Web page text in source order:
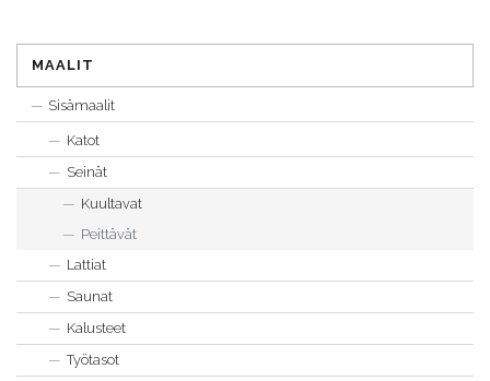
MAALIT
Sisämaalit
Katot
Seinät
Kuultavat
Peittävät
Lattiat
Saunat
Kalusteet
Työtasot